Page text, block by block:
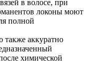
в волосе, при
локоны моют
полной
аккуратно
химической